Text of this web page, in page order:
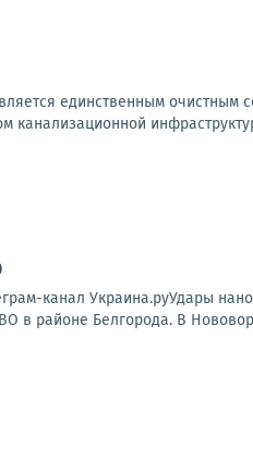
единственным очистным
канализационной
канал Украина.руУдары
в районе Белгорода. В